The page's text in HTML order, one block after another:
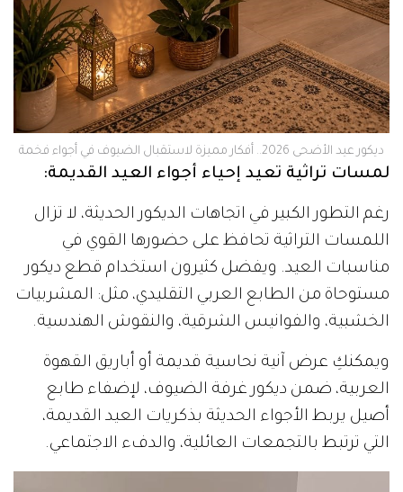
ديكور عيد الأضحى 2026.. أفكار مميزة لاستقبال الضيوف في أجواء فخمة
لمسات تراثية تعيد إحياء أجواء العيد القديمة:
رغم التطور الكبير في اتجاهات الديكور الحديثة، لا تزال
اللمسات التراثية تحافظ على حضورها القوي في
مناسبات العيد. ويفضل كثيرون استخدام قطع ديكور
مستوحاة من الطابع العربي التقليدي، مثل: المشربيات
الخشبية، والفوانيس الشرقية، والنقوش الهندسية.
ويمكنكِ عرض آنية نحاسية قديمة أو أباريق القهوة
العربية، ضمن ديكور غرفة الضيوف، لإضفاء طابع
أصيل يربط الأجواء الحديثة بذكريات العيد القديمة،
التي ترتبط بالتجمعات العائلية، والدفء الاجتماعي.